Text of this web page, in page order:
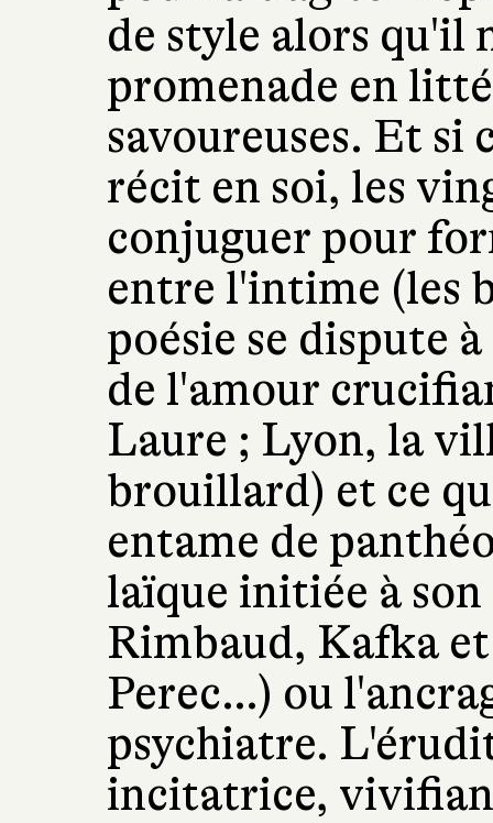
de style alors qu'il
promenade en
savoureuses. Et si
récit en soi, les
conjuguer pour
entre l'intime (les
poésie se dispute
de l'amour
Laure ; Lyon, la
brouillard) et ce
entame de
laïque initiée à
Rimbaud, Kafka
Perec…) ou
psychiatre.
incitatrice,